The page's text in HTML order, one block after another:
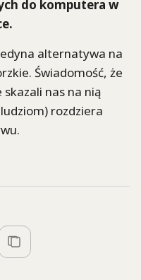
do komputera w
alternatywa na
Świadomość, że
nas na nią
rozdziera